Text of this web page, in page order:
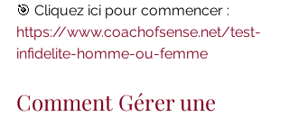
🎯 Cliquez ici pour commencer :
https://www.coachofsense.net/test-
infidelite-homme-ou-femme
Comment Gérer une